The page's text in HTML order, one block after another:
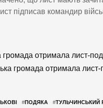
підписав командир
громада отримала лист-
громада отримала лист-
#ПОДЯКА #ТУЛЬЧИНСЬКИЙ